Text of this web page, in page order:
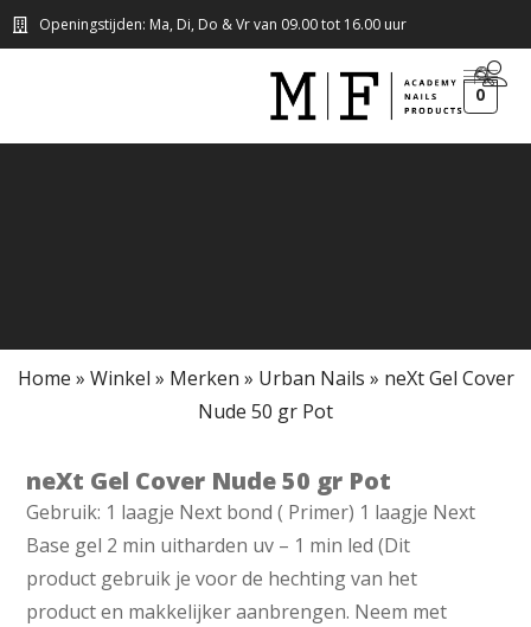
Openingstijden: Ma, Di, Do & Vr van 09.00 tot 16.00 uur
0
Home » Winkel » Merken » Urban Nails » neXt Gel Cover
Nude 50 gr Pot
neXt Gel Cover Nude 50 gr Pot
Gebruik: 1 laagje Next bond ( Primer) 1 laagje Next
Base gel 2 min uitharden uv – 1 min led (Dit
product gebruik je voor de hechting van het
product en makkelijker aanbrengen. Neem met